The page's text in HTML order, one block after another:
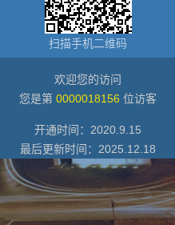
扫描手机二维码
欢迎您的访问
您是第 0000018156 位访客
开通时间： 2020 9 15
最后更新时间： 2025 12 18